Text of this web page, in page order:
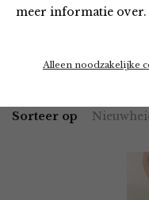
meer informatie over.
Alleen noodzakelijke
Home Winkel
Sorteer op